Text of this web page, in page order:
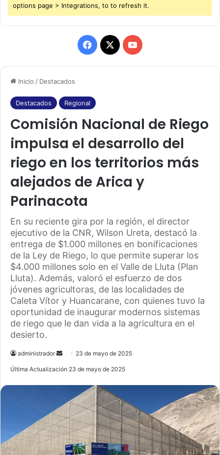
Inicio / Destacados
Destacados Regional
Comisión Nacional de Riego
impulsa el desarrollo del
riego en los territorios más
alejados de Arica y
Parinacota
En su reciente gira por la región, el director
ejecutivo de la CNR, Wilson Ureta, destacó la
entrega de $1.000 millones en bonificaciones
de la Ley de Riego, lo que permite superar los
$4.000 millones solo en el Valle de Lluta (Plan
Lluta). Además, valoró el esfuerzo de dos
jóvenes agricultoras, de las localidades de
Caleta Vítor y Huancarane, con quienes tuvo la
oportunidad de inaugurar modernos sistemas
de riego que le dan vida a la agricultura en el
desierto.
administrador
e
m
a
23 de mayo de 2025
Última Actualización 23 de mayo de 2025
options page > Integrations, to to refresh it.
F
a
e
b
o
o
k
X
Y
o
u
b
e